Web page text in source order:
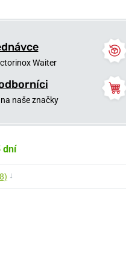
Waiter
naše značky
dní
↓